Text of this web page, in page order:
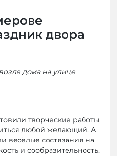
двора
дома на улице
творческие работы,
любой желающий. А
весёлые состязания на
и сообразительность.